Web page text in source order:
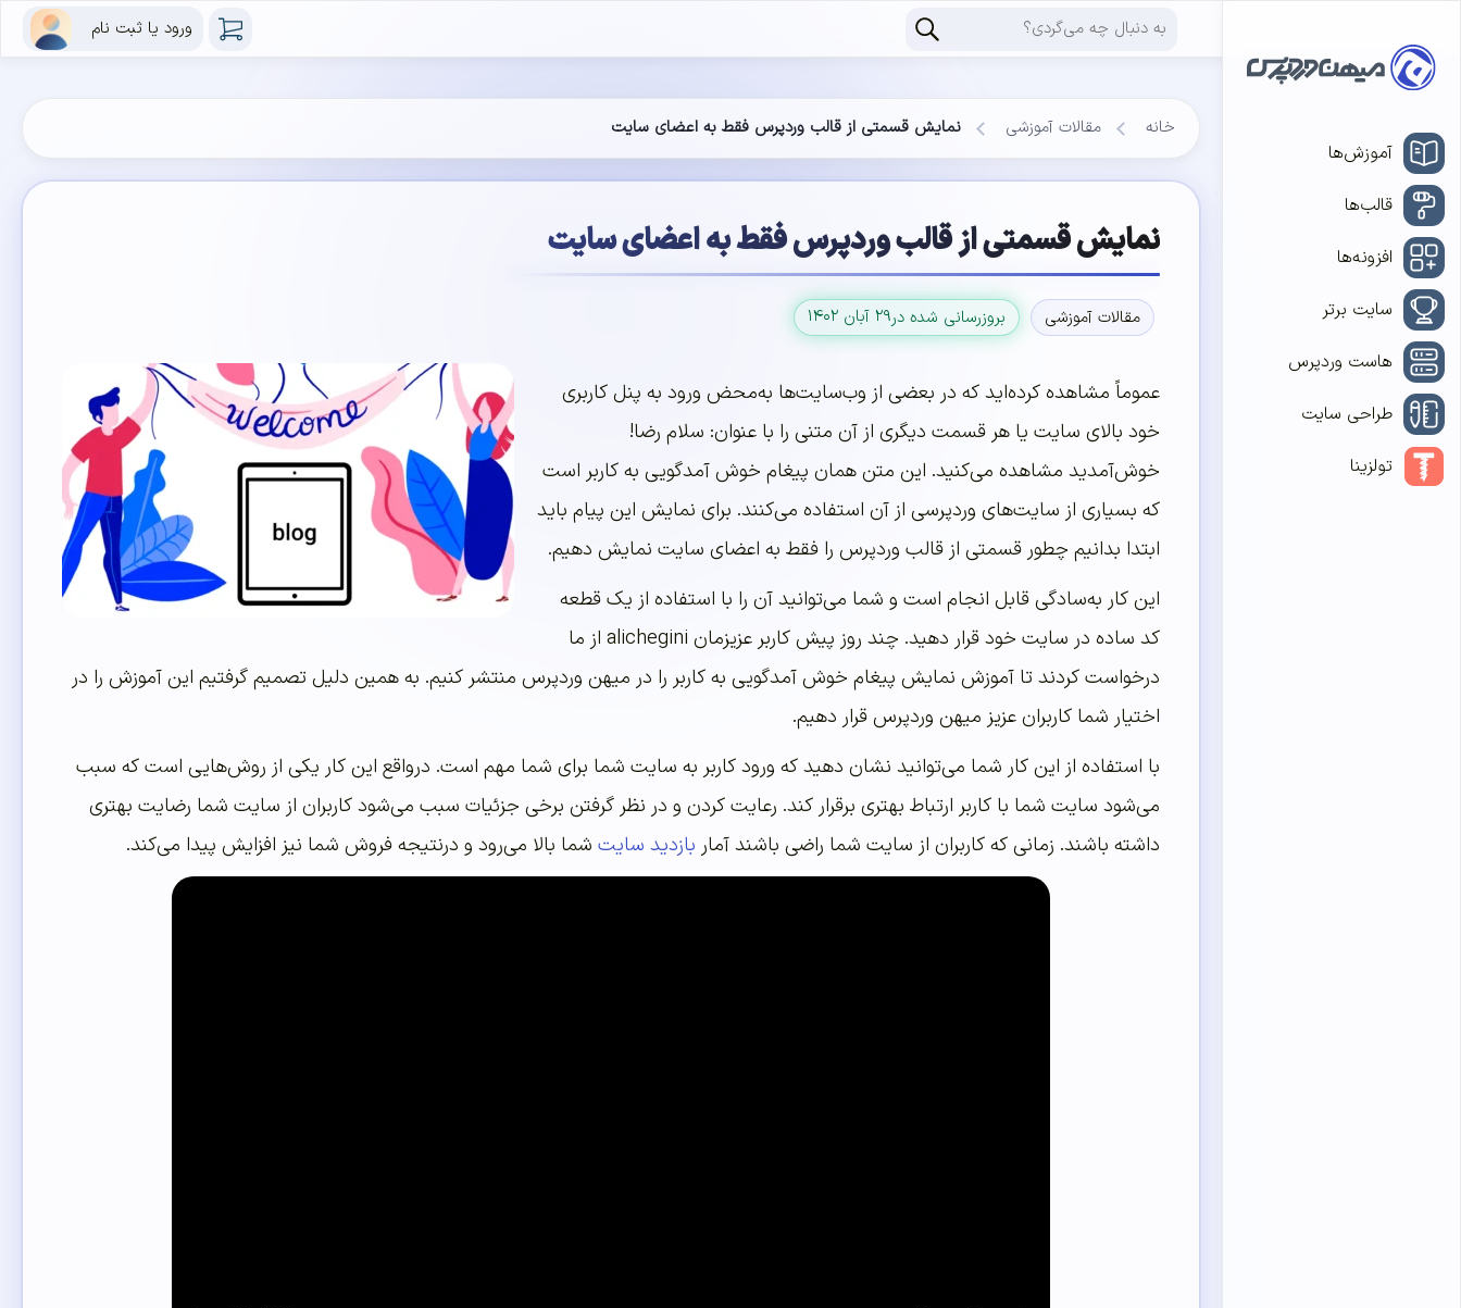
ورود یا ثبت نام
آموزش‌ها
قالب‌ها
افزونه‌ها
سایت برتر
هاست وردپرس
طراحی سایت
تولزینا
خانه مقالات آموزشی نمایش قسمتی از قالب وردپرس فقط به اعضای سایت
نمایش قسمتی از قالب وردپرس فقط به اعضای سایت
مقالات آموزشی بروزرسانی شده در۲۹ آبان ۱۴۰۲
عموماً مشاهده کرده‌اید که در بعضی از وب‌سایت‌ها به‌محض ورود به پنل کاربری
خود بالای سایت یا هر قسمت دیگری از آن متنی را با عنوان: سلام رضا!
خوش‌آمدید مشاهده می‌کنید. این متن همان پیغام خوش آمدگویی به کاربر است
که بسیاری از سایت‌های وردپرسی از آن استفاده می‌کنند. برای نمایش این پیام باید
ابتدا بدانیم چطور قسمتی از قالب وردپرس را فقط به اعضای سایت نمایش دهیم.
این کار به‌سادگی قابل انجام است و شما می‌توانید آن را با استفاده از یک قطعه
کد ساده در سایت خود قرار دهید. چند روز پیش کاربر عزیزمان alichegini از ما
درخواست کردند تا آموزش نمایش پیغام خوش آمدگویی به کاربر را در میهن وردپرس منتشر کنیم. به همین دلیل تصمیم گرفتیم این آموزش را در
اختیار شما کاربران عزیز میهن وردپرس قرار دهیم.
با استفاده از این کار شما می‌توانید نشان دهید که ورود کاربر به سایت شما برای شما مهم است. درواقع این کار یکی از روش‌هایی است که سبب
می‌شود سایت شما با کاربر ارتباط بهتری برقرار کند. رعایت کردن و در نظر گرفتن برخی جزئیات سبب می‌شود کاربران از سایت شما رضایت بهتری
داشته باشند. زمانی که کاربران از سایت شما راضی باشند آمار بازدید سایت شما بالا می‌رود و درنتیجه فروش شما نیز افزایش پیدا می‌کند.